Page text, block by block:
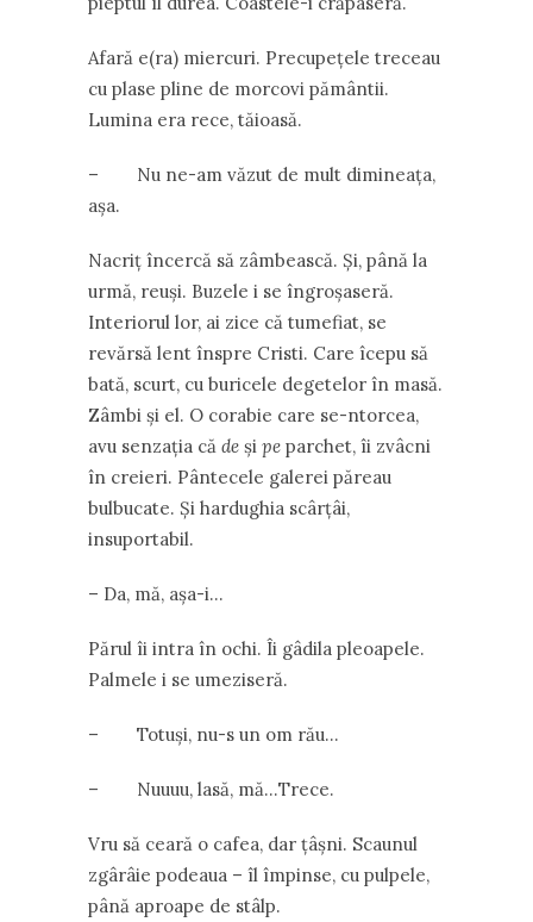
Afară e(ra) miercuri. Precupețele treceau
cu plase pline de morcovi pământii.
Lumina era rece, tăioasă.
– Nu ne-am văzut de mult dimineața,
așa.
Nacriț încercă să zâmbească. Și, până la
urmă, reuși. Buzele i se îngroșaseră.
Interiorul lor, ai zice că tumefiat, se
revărsă lent înspre Cristi. Care îcepu să
bată, scurt, cu buricele degetelor în masă.
Zâmbi și el. O corabie care se-ntorcea,
avu senzația că de și pe parchet, îi zvâcni
în creieri. Pântecele galerei păreau
bulbucate. Și hardughia scârțâi,
insuportabil.
– Da, mă, așa-i…
Părul îi intra în ochi. Îi gâdila pleoapele.
Palmele i se umeziseră.
– Totuși, nu-s un om rău…
– Nuuuu, lasă, mă…Trece.
Vru să ceară o cafea, dar țâșni. Scaunul
zgârâie podeaua – îl împinse, cu pulpele,
până aproape de stâlp.